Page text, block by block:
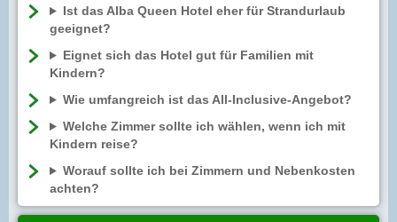
Ist das Alba Queen Hotel eher für Strandurlaub
geeignet?
Eignet sich das Hotel gut für Familien mit
Kindern?
Wie umfangreich ist das All-Inclusive-Angebot?
Welche Zimmer sollte ich wählen, wenn ich mit
Kindern reise?
Worauf sollte ich bei Zimmern und Nebenkosten
achten?